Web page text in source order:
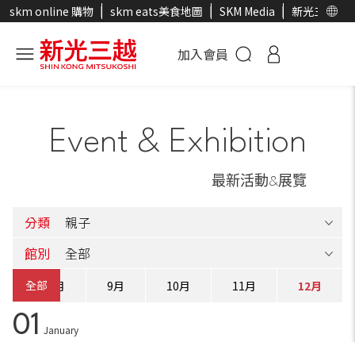
skm online 購物 skm eats美食地圖 SKM Media 新光三越官
加入會員
Event & Exhibition
最新活動&展覽
分類
館別
全部 8月 9月 10月 11月 12月
01 January